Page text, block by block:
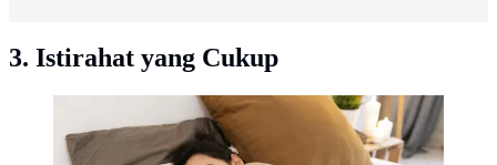
3. Istirahat yang Cukup